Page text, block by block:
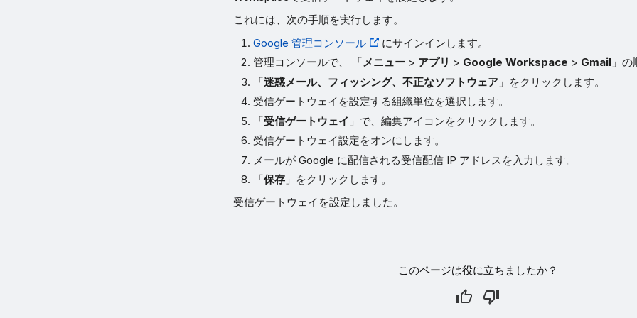
これには、次の手順を実行します。
Google 管理コンソール
にサインインします。
管理コンソールで、 「メニュー > アプリ > Google Workspace > Gmail 」の
「迷惑メール、フィッシング、不正なソフトウェア 」をクリックします。
受信ゲートウェイを設定する組織単位を選択します。
「受信ゲートウェイ 」で、編集アイコンをクリックします。
受信ゲートウェイ設定をオンにします。
メールが Google に配信される受信配信 IP アドレスを入力します。
「保存 」をクリックします。
受信ゲートウェイを設定しました。
このページは役に立ちましたか？